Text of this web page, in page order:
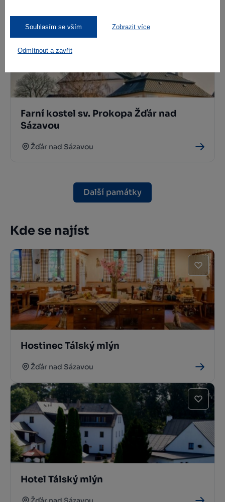
Souhlasím se vším Zobrazit více
Odmítnout a zavřít
Farní kostel sv. Prokopa Žďár nad
Sázavou
Žďár nad Sázavou
Další památky
Kde se najíst
Hostinec Tálský mlýn
Žďár nad Sázavou
Hotel Tálský mlýn